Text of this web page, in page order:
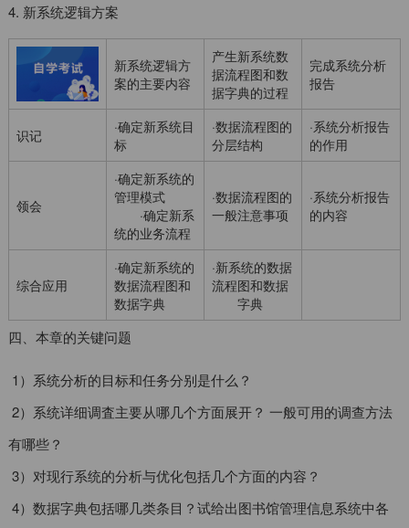
4. 新系统逻辑方案
新系统逻辑方
案的主要内容
产生新系统数
据流程图和数
据字典的过程
完成系统分析
报告
识记
·确定新系统目
标
·数据流程图的
分层结构
·系统分析报告
的作用
领会
·确定新系统的
管理模式
·确定新系
统的业务流程
·数据流程图的
一般注意事项
·系统分析报告
的内容
综合应用
·确定新系统的
数据流程图和
数据字典
·新系统的数据
流程图和数据
字典
四、本章的关键问题
1）系统分析的目标和任务分别是什么？
2）系统详细调査主要从哪几个方面展开？ 一般可用的调查方法
有哪些？
3）对现行系统的分析与优化包括几个方面的内容？
4）数据字典包括哪几类条目？试给出图书馆管理信息系统中各